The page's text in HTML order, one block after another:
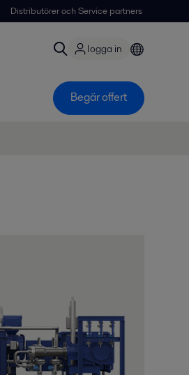
Distributörer och Service partners
logga in
Begär offert